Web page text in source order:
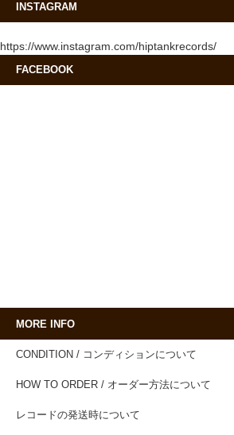
INSTAGRAM
https://www.instagram.com/hiptankrecords/
FACEBOOK
MORE INFO
CONDITION / コンディションについて
HOW TO ORDER / オーダー方法について
レコードの発送時について